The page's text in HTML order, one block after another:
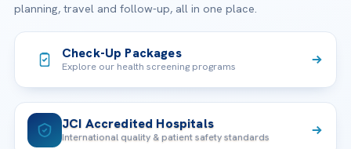
planning, travel and follow-up, all in one place.
Check-Up Packages
Explore our health screening programs
JCI Accredited Hospitals
International quality & patient safety standards